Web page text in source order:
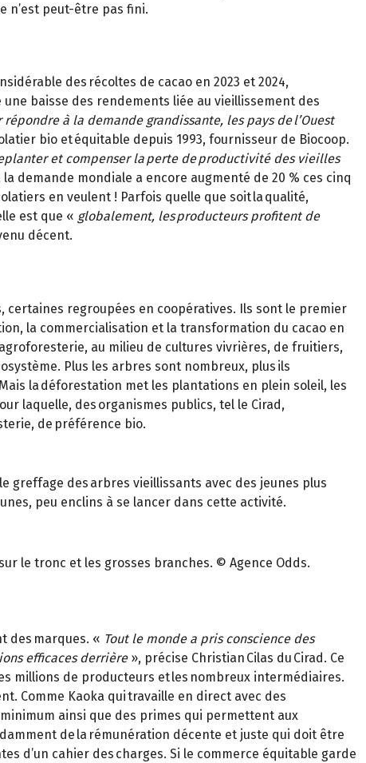
n’est peut-être pas fini.
des récoltes de cacao en 2023 et 2024,
une baisse des rendements liée au vieillissement des
répondre à la demande grandissante, les pays de l’Ouest
bio et équitable depuis 1993, fournisseur de Biocoop.
et compenser la perte de productivité des vieilles
demande mondiale a encore augmenté de 20 % ces cinq
en veulent ! Parfois quelle que soit la qualité,
est que « globalement, les producteurs profitent de
décent.
regroupées en coopératives. Ils sont le premier
la commercialisation et la transformation du cacao en
au milieu de cultures vivrières, de fruitiers,
Plus les arbres sont nombreux, plus ils
la déforestation met les plantations en plein soleil, les
laquelle, des organismes publics, tel le Cirad,
de préférence bio.
greffage des arbres vieillissants avec des jeunes plus
peu enclins à se lancer dans cette activité.
le tronc et les grosses branches. © Agence Odds.
des marques. « Tout le monde a pris conscience des
efficaces derrière», précise Christian Cilas du Cirad. Ce
millions de producteurs et les nombreux intermédiaires.
Comme Kaoka qui travaille en direct avec des
ainsi que des primes qui permettent aux
de la rémunération décente et juste qui doit être
d’un cahier des charges. Si le commerce équitable garde